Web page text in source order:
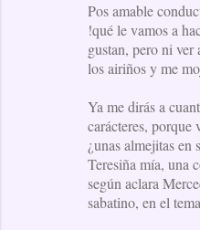
Pos amable
!qué le vamos a
gustan, pero ni ver
los airiños y me
Ya me dirás a
carácteres,
¿unas almejitas en
Teresiña mía, una
según aclara
sabatino, en el